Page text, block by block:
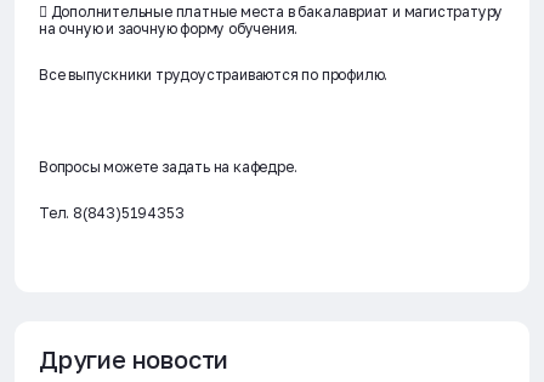
 Дополнительные платные места в бакалавриат и магистратуру
на очную и заочную форму обучения.
Все выпускники трудоустраиваются по профилю.
Вопросы можете задать на кафедре.
Тел. 8(843)5194353
Другие новости